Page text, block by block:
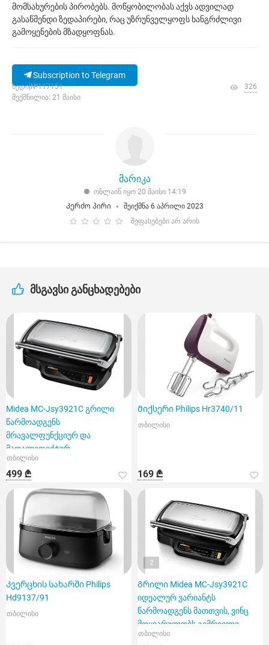
მომსახურების პირობებს. მოწყობილობას აქვს ადვილად
გასაწმენდი ზედაპირები, რაც უზრუნველყოფს ხანგრძლივი
გამოყენების მზადყოფნას.
Subscription to Telegram
ხედი|№117151
შექმნილია: 21 მაისი
326
მარიკა
ონლაინ იყო 20 მაისი 14:19
Კერძო პირი
შეიქმნა 6 აპრილი 2023
შეფასებები არ არის
მსგავსი განცხადებები
Midea MC-Jsy3921C გრილი
წარმოადგენს
მრავალფუნქციურ და
მაღალეფექტურ
მოწყობილობას
თბილისი
499 ₾
Მიქსერი Philips Hr3740/11
თბილისი
169 ₾
Კვერცხის სახარში Philips
Hd9137/91
თბილისი
2
Გრილი Midea MC-Jsy3921C
იდეალურ ვარიანტს
წარმოადგენს მათთვის, ვინც
მოყვარულობს გემრიელი
კერძების სწრ
თბილისი